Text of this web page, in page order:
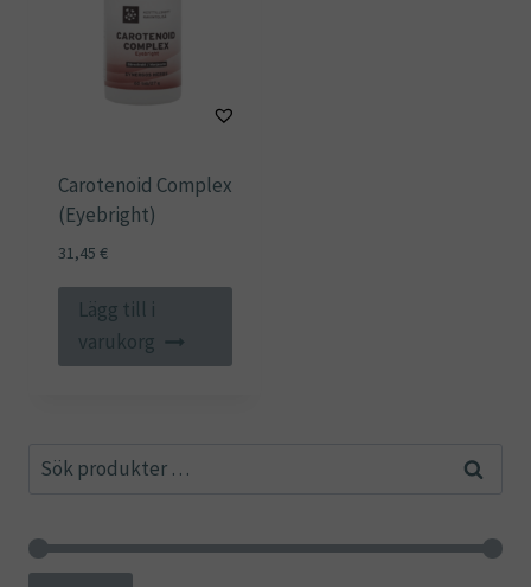
Carotenoid Complex
(Eyebright)
31,45 €
Lägg till i
varukorg
Sök
Sök